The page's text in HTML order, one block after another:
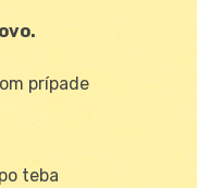
prípade
teba